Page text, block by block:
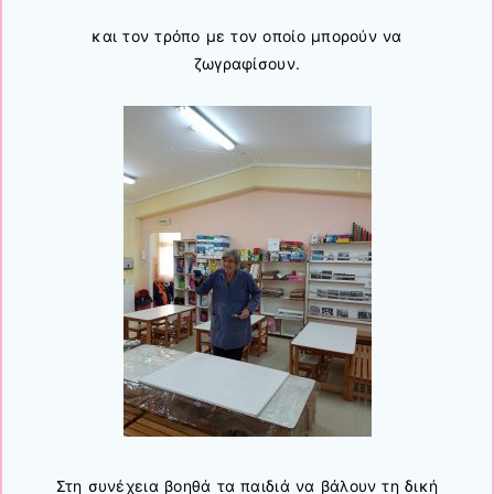
και τον τρόπο με τον οποίο μπορούν να
ζωγραφίσουν.
Στη συνέχεια βοηθά τα παιδιά να βάλουν τη δική